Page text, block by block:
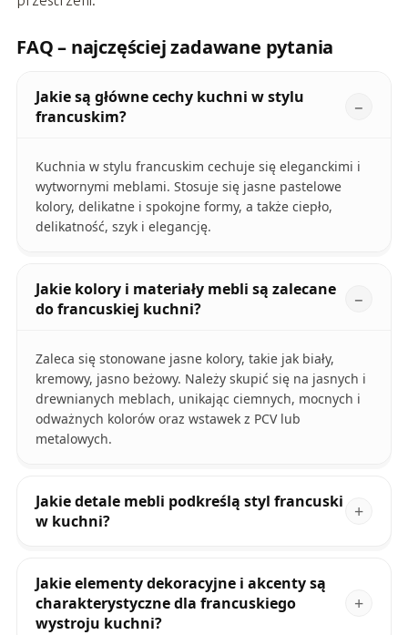
FAQ – najczęściej zadawane pytania
Jakie są główne cechy kuchni w stylu
francuskim?
Kuchnia w stylu francuskim cechuje się eleganckimi i
wytwornymi meblami. Stosuje się jasne pastelowe
kolory, delikatne i spokojne formy, a także ciepło,
delikatność, szyk i elegancję.
Jakie kolory i materiały mebli są zalecane
do francuskiej kuchni?
Zaleca się stonowane jasne kolory, takie jak biały,
kremowy, jasno beżowy. Należy skupić się na jasnych i
drewnianych meblach, unikając ciemnych, mocnych i
odważnych kolorów oraz wstawek z PCV lub
metalowych.
Jakie detale mebli podkreślą styl francuski
w kuchni?
Jakie elementy dekoracyjne i akcenty są
charakterystyczne dla francuskiego
wystroju kuchni?